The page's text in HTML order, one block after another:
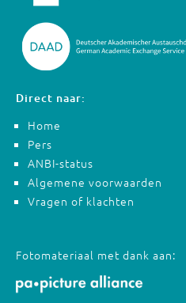
Direct naar:
Home
Pers
ANBI-status
Algemene voorwaarden
Vragen of klachten
Fotomateriaal met dank aan: